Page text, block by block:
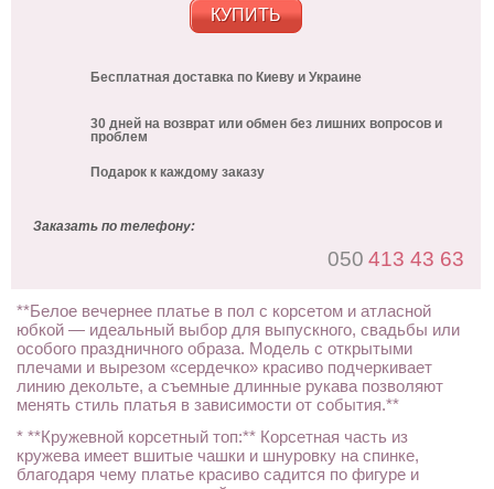
КУПИТЬ
Бесплатная доставка по Киеву и Украине
30 дней на возврат или обмен без лишних вопросов и
проблем
Подарок к каждому заказу
Заказать по телефону:
050 413 43 63
**Белое вечернее платье в пол с корсетом и атласной
юбкой — идеальный выбор для выпускного, свадьбы или
особого праздничного образа. Модель с открытыми
плечами и вырезом «сердечко» красиво подчеркивает
линию декольте, а съемные длинные рукава позволяют
менять стиль платья в зависимости от события.**
* **Кружевной корсетный топ:** Корсетная часть из
кружева имеет вшитые чашки и шнуровку на спинке,
благодаря чему платье красиво садится по фигуре и